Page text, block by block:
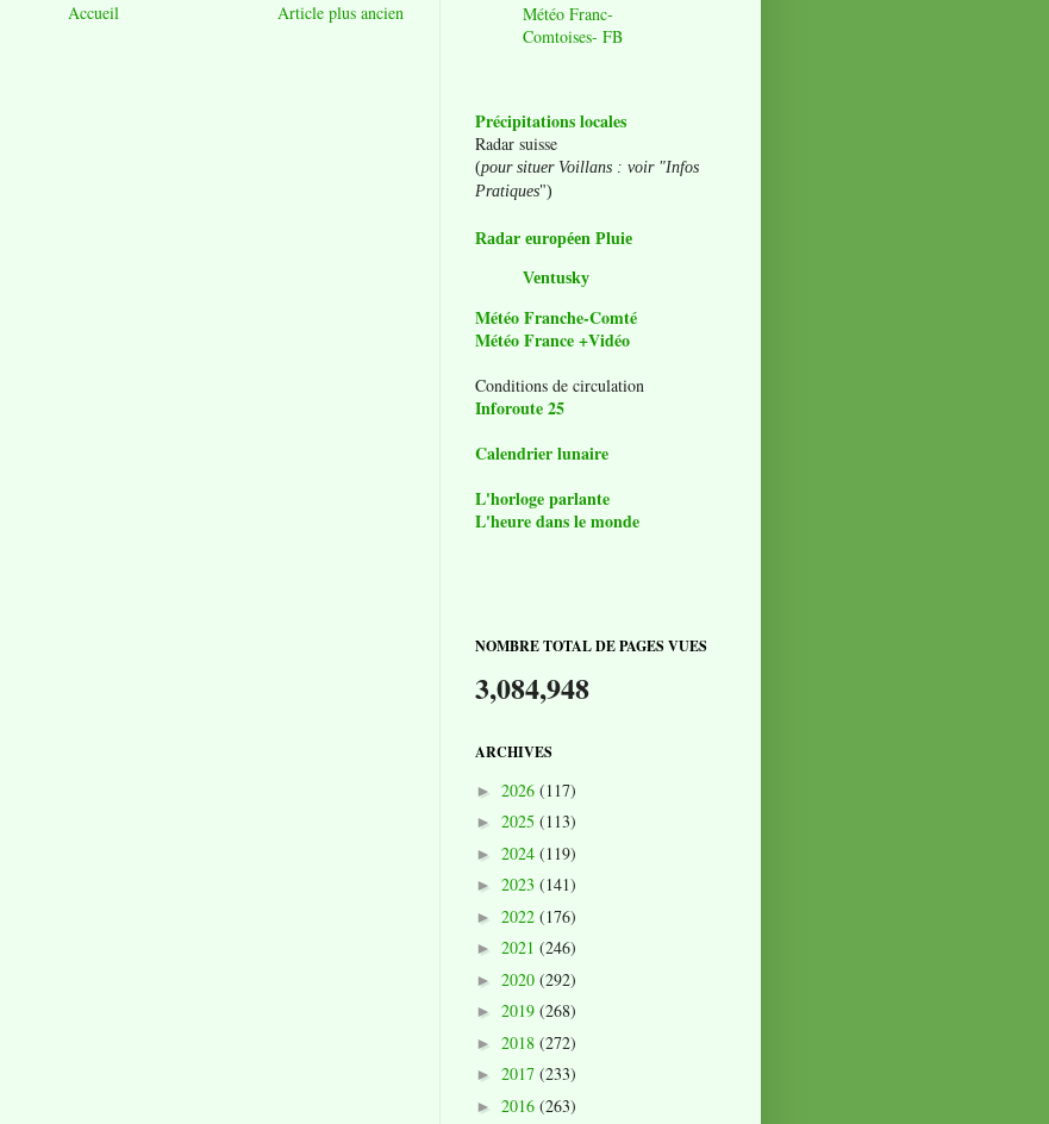
Article plus ancien
Accueil
Météo Franc-
Comtoises- FB
Précipitations locales
Radar suisse
(pour situer Voillans : voir "Infos
Pratiques")
Radar européen Pluie
Ventusky
Météo Franche-Comté
Météo France +Vidéo
Conditions de circulation
Inforoute 25
Calendrier lunaire
L'horloge parlante
L'heure dans le monde
NOMBRE TOTAL DE PAGES VUES
3,084,948
ARCHIVES
► 2026 (117)
► 2025 (113)
► 2024 (119)
► 2023 (141)
► 2022 (176)
► 2021 (246)
► 2020 (292)
► 2019 (268)
► 2018 (272)
► 2017 (233)
► 2016 (263)